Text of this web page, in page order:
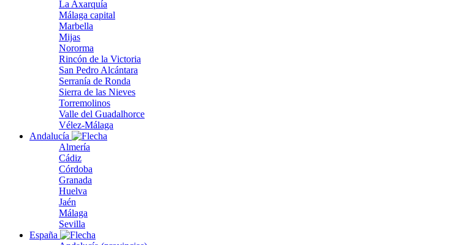
La Axarquía
Málaga capital
Marbella
Mijas
Nororma
Rincón de la Victoria
San Pedro Alcántara
Serranía de Ronda
Sierra de las Nieves
Torremolinos
Valle del Guadalhorce
Vélez-Málaga
Andalucía
Almería
Cádiz
Córdoba
Granada
Huelva
Jaén
Málaga
Sevilla
España